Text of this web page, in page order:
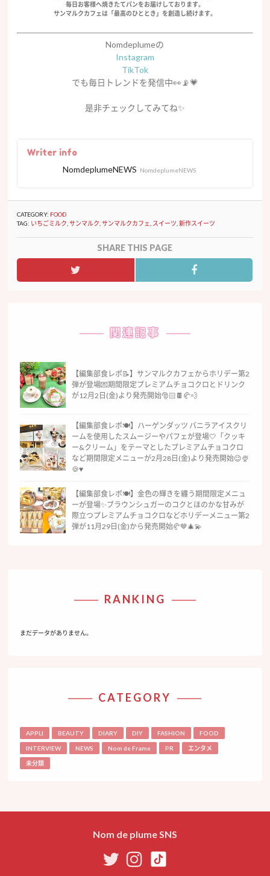
毎日お客様へ焼きたてパンをお届けしております。
サンマルクカフェは「最高のひととき」を創造し続けます。
Nomdeplumeの
Instagram
TikTok
でも毎日トレンドを発信中👀📡💗
是非チェックしてみてね✨
Writer info
NomdeplumeNEWS NomdeplumeNEWS
CATEGORY: FOOD
TAG: いちごミルク ,サンマルク ,サンマルクカフェ スイーツ ,新作スイーツ
SHARE THIS PAGE
関連記事
【編集部食レポ📝】サンマルクカフェからホリデー第2
弾が登場💌期間限定プレミアムチョコクロとドリンク
が12月2日(金)より発売開始🎅🏻🍫🥐💨
【編集部食レポ🍽】ハーゲンダッツ バニラアイスクリ
ームを使用したスムージーやパフェが登場🤍「クッキ
ー&クリーム」をテーマとしたプレミアムチョコクロ
など期間限定メニューが2月28日(金)より発売開始😉🍨
🍪♥️
【編集部食レポ🍽】金色の輝きを纏う期間限定メニュ
ーが登場✨ブラウンシュガーのコクとほのかな甘みが
際立つプレミアムチョコクロなどホリデーメニュー第2
弾が11月29日(金)から発売開始🥐🤎🎄💫
RANKING
まだデータがありません。
CATEGORY
APPLI BEAUTY DIARY DIY FASHION FOOD
INTERVIEW NEWS Nom de Frame PR エンタメ
未分類
Nom de plume SNS